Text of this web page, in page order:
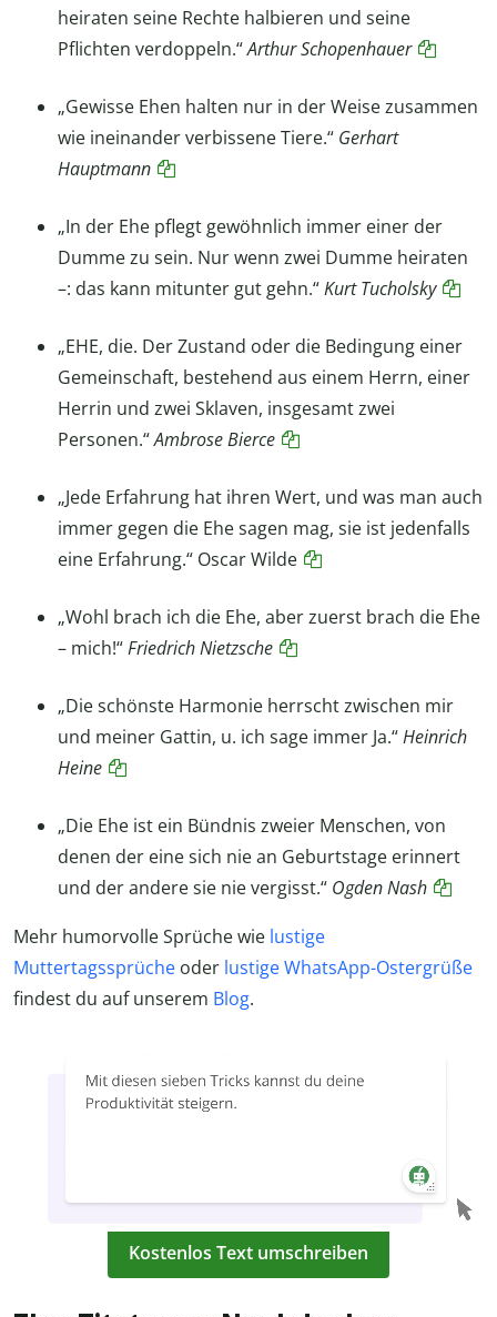
heiraten seine Rechte halbieren und seine
Pflichten verdoppeln.“Arthur Schopenhauer
„Gewisse Ehen halten nur in der Weise zusammen
wie ineinander verbissene Tiere.“ Gerhart
Hauptmann
„In der Ehe pflegt gewöhnlich immer einer der
Dumme zu sein. Nur wenn zwei Dumme heiraten
–: das kann mitunter gut gehn.“Kurt Tucholsky
„EHE, die. Der Zustand oder die Bedingung einer
Gemeinschaft, bestehend aus einem Herrn, einer
Herrin und zwei Sklaven, insgesamt zwei
Personen.“Ambrose Bierce
„Jede Erfahrung hat ihren Wert, und was man auch
immer gegen die Ehe sagen mag, sie ist jedenfalls
eine Erfahrung.“ Oscar Wilde
„Wohl brach ich die Ehe, aber zuerst brach die Ehe
– mich!“Friedrich Nietzsche
„Die schönste Harmonie herrscht zwischen mir
und meiner Gattin, u. ich sage immer Ja.“Heinrich
Heine
„Die Ehe ist ein Bündnis zweier Menschen, von
denen der eine sich nie an Geburtstage erinnert
und der andere sie nie vergisst.“ OgdenNash
Mehr humorvolle Sprüche wie lustige
Muttertagssprüche oder lustige WhatsApp-Ostergrüße
findest du auf unserem Blog.
Kostenlos Text umschreiben